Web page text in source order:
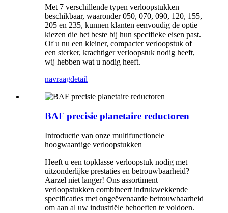
Met 7 verschillende typen verloopstukken
beschikbaar, waaronder 050, 070, 090, 120, 155,
205 en 235, kunnen klanten eenvoudig de optie
kiezen die het beste bij hun specifieke eisen past.
Of u nu een kleiner, compacter verloopstuk of
een sterker, krachtiger verloopstuk nodig heeft,
wij hebben wat u nodig heeft.
navraagdetail
BAF precisie planetaire reductoren
Introductie van onze multifunctionele
hoogwaardige verloopstukken
Heeft u een topklasse verloopstuk nodig met
uitzonderlijke prestaties en betrouwbaarheid?
Aarzel niet langer! Ons assortiment
verloopstukken combineert indrukwekkende
specificaties met ongeëvenaarde betrouwbaarheid
om aan al uw industriële behoeften te voldoen.